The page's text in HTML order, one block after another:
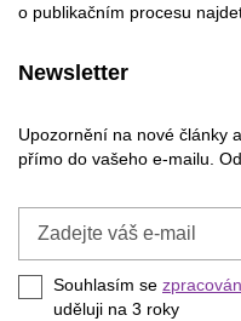
o publikačním procesu
Newsletter
Upozornění na nové články
přímo do vašeho e-mailu.
Zadejte
e-
mail
Souhlasím se
uděluji na 3 roky